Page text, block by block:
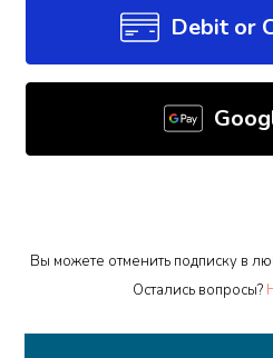
Debit or
Вы можете отменить подписку в
Остались вопросы?